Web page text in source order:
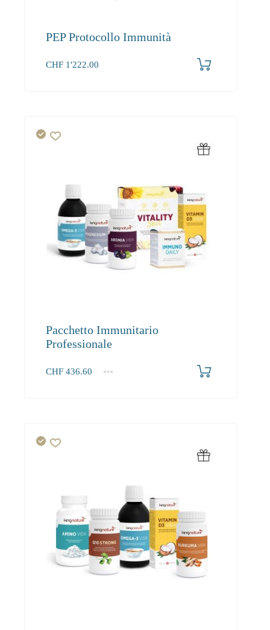
PEP Protocollo Immunità
CHF 1'222.00
Pacchetto Immunitario
Professionale
CHF 436.60
1+